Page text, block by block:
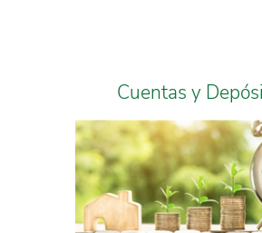
Cuentas y